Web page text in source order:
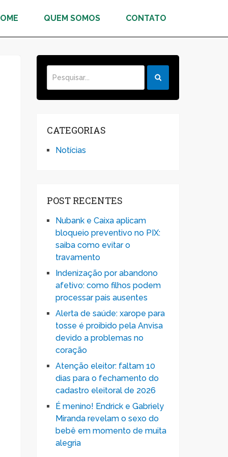
QUEM SOMOS CONTATO
CATEGORIAS
Notícias
POST RECENTES
Nubank e Caixa aplicam
bloqueio preventivo no PIX:
saiba como evitar o
travamento
Indenização por abandono
afetivo: como filhos podem
processar pais ausentes
Alerta de saúde: xarope para
tosse é proibido pela Anvisa
devido a problemas no
coração
Atenção eleitor: faltam 10
dias para o fechamento do
cadastro eleitoral de 2026
É menino! Endrick e Gabriely
Miranda revelam o sexo do
bebê em momento de muita
alegria